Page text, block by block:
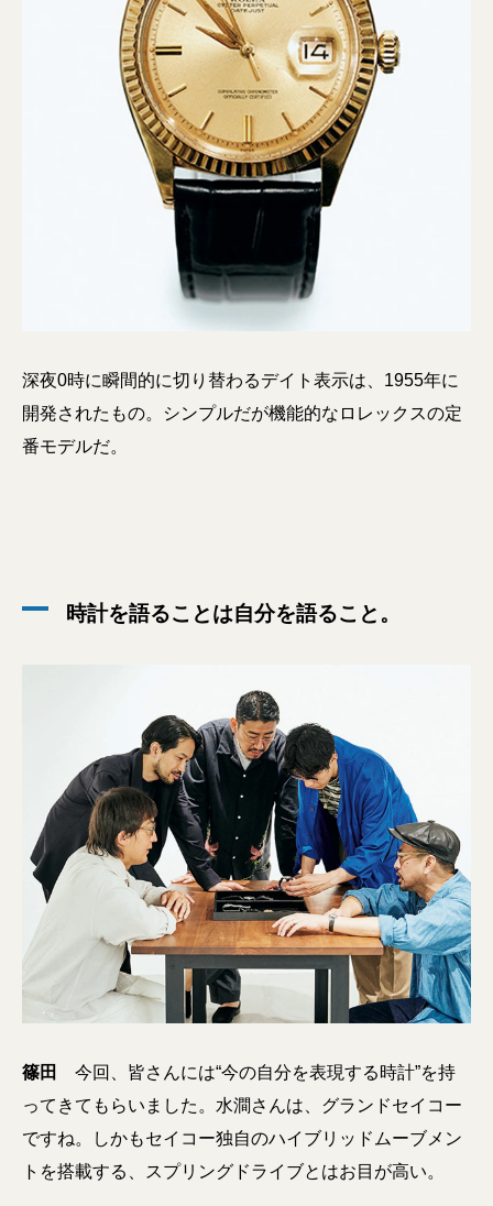
深夜0時に瞬間的に切り替わるデイト表示は、1955年に
開発されたもの。シンプルだが機能的なロレックスの定
番モデルだ。
時計を語ることは自分を語ること。
篠田
今回、皆さんには“今の自分を表現する時計”を持
ってきてもらいました。水澗さんは、グランドセイコー
ですね。しかもセイコー独自のハイブリッドムーブメン
トを搭載する、スプリングドライブとはお目が高い。